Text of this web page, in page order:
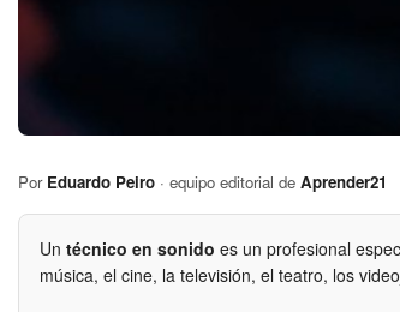
Por Eduardo Peiro · equipo editorial de Aprender21
Un técnico en sonido es un profesional
música, el cine, la televisión, el teatro, los